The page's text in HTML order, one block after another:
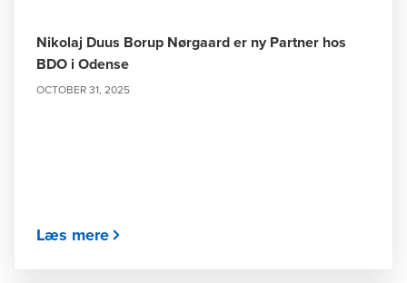
Nikolaj Duus Borup Nørgaard er ny Partner hos
BDO i Odense
OCTOBER 31, 2025
Læs mere